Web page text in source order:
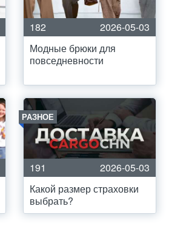
182
2026-05-03
Модные брюки для
повседневности
РАЗНОЕ
191
2026-05-03
Какой размер страховки
выбрать?